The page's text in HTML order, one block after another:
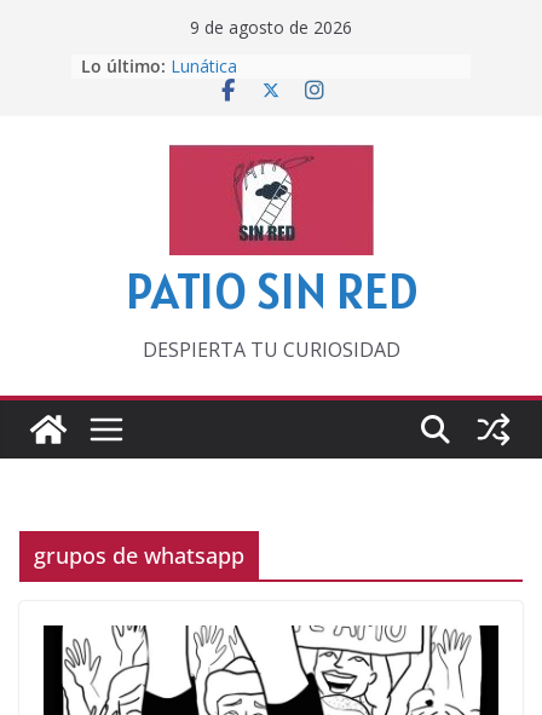
9 de agosto de 2026
Lo último: Lunática
Pero, hasta entonces…
‘La broma infinita’ de recomendar
lecturas veraniegas
Otra del Mundial
PATIO SIN RED
DESPIERTA TU CURIOSIDAD
grupos de whatsapp